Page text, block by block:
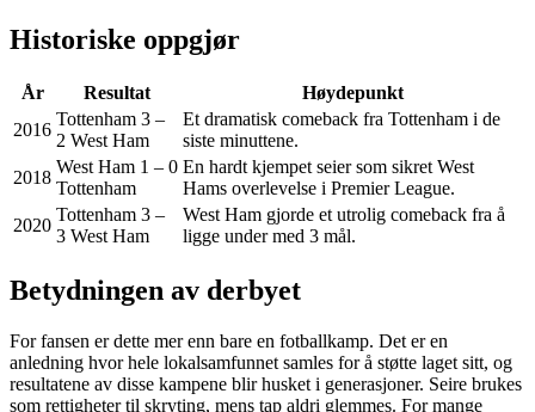
Historiske oppgjør
År Resultat
Høydepunkt
2016
Tottenham 3 –
2 West Ham
Et dramatisk comeback fra Tottenham i de
siste minuttene.
2018
West Ham 1 – 0
Tottenham
En hardt kjempet seier som sikret West
Hams overlevelse i Premier League.
2020
Tottenham 3 –
3 West Ham
West Ham gjorde et utrolig comeback fra å
ligge under med 3 mål.
Betydningen av derbyet
For fansen er dette mer enn bare en fotballkamp. Det er en
anledning hvor hele lokalsamfunnet samles for å støtte laget sitt, og
resultatene av disse kampene blir husket i generasjoner. Seire brukes
som rettigheter til skryting, mens tap aldri glemmes. For mange